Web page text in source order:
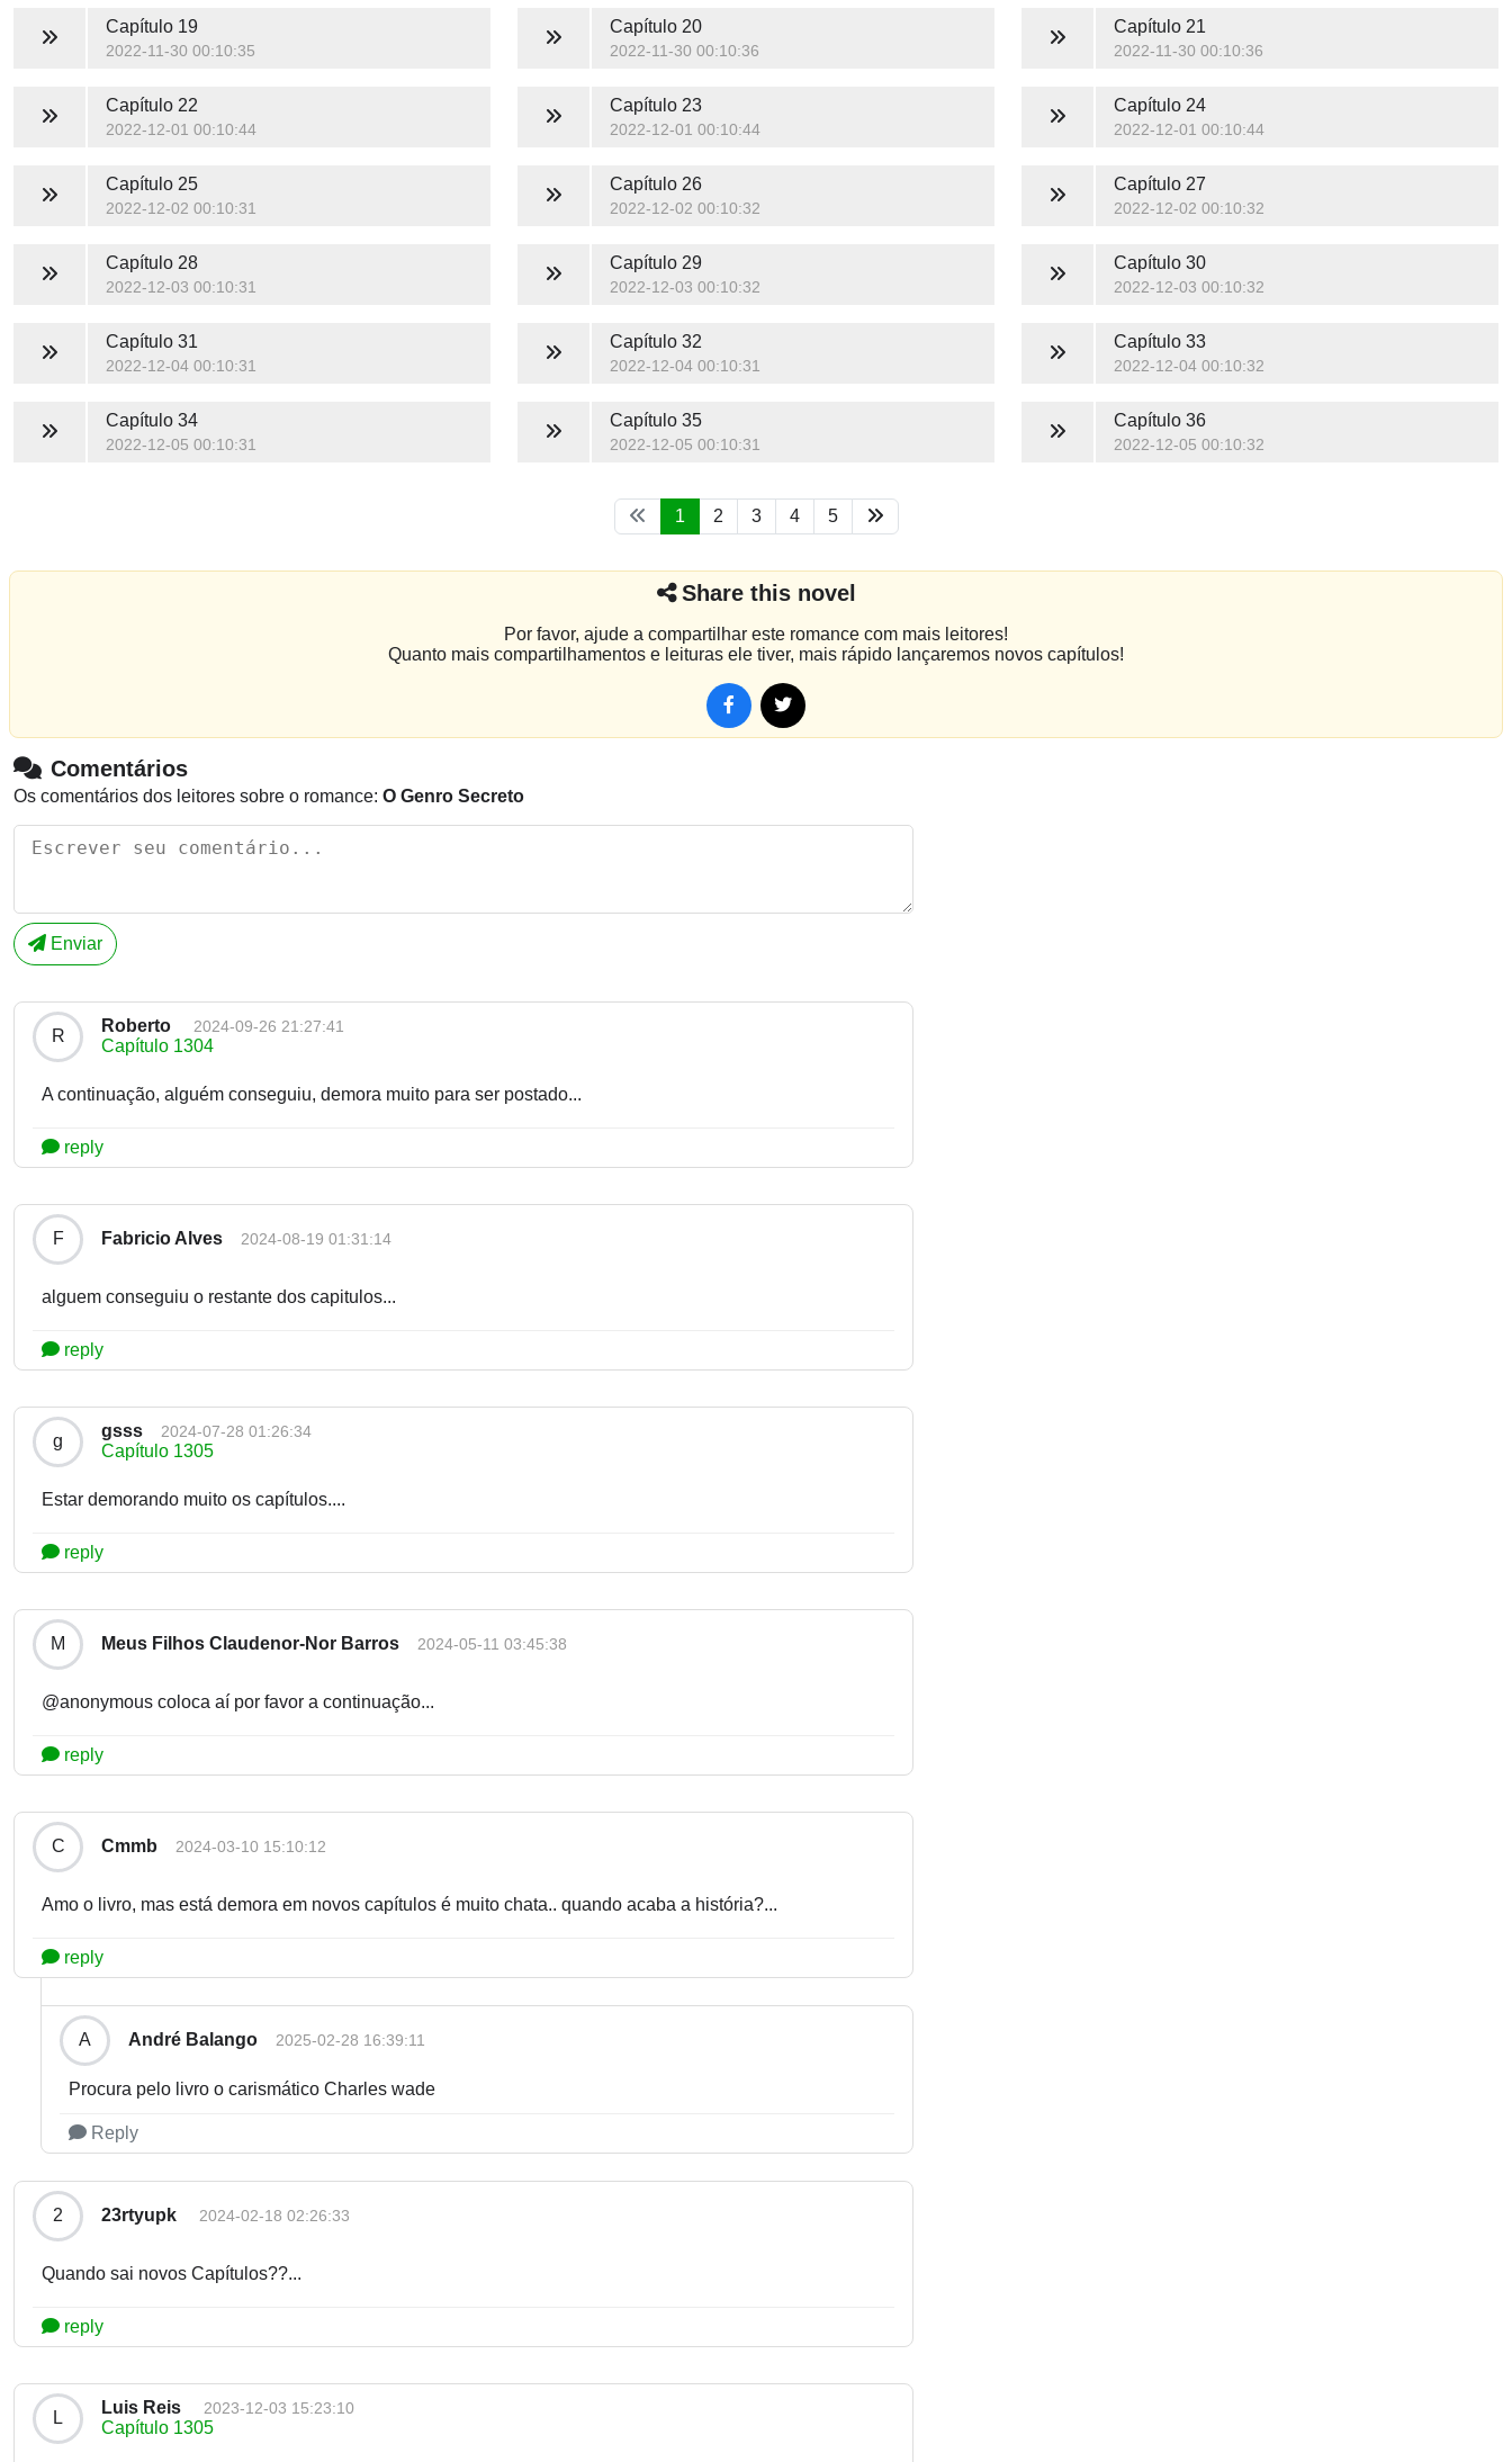
Capítulo 19
2022-11-30 00:10:35
Capítulo 20
2022-11-30 00:10:36
Capítulo 21
2022-11-30 00:10:36
Capítulo 22
2022-12-01 00:10:44
Capítulo 23
2022-12-01 00:10:44
Capítulo 24
2022-12-01 00:10:44
Capítulo 25
2022-12-02 00:10:31
Capítulo 26
2022-12-02 00:10:32
Capítulo 27
2022-12-02 00:10:32
Capítulo 28
2022-12-03 00:10:31
Capítulo 29
2022-12-03 00:10:32
Capítulo 30
2022-12-03 00:10:32
Capítulo 31
2022-12-04 00:10:31
Capítulo 32
2022-12-04 00:10:31
Capítulo 33
2022-12-04 00:10:32
Capítulo 34
2022-12-05 00:10:31
Capítulo 35
2022-12-05 00:10:31
Capítulo 36
2022-12-05 00:10:32
1 2 3 4 5
Share this novel
Por favor, ajude a compartilhar este romance com mais leitores!
Quanto mais compartilhamentos e leituras ele tiver, mais rápido lançaremos novos capítulos!
Comentários
Os comentários dos leitores sobre o romance: O Genro Secreto
Enviar
R
Roberto 2024-09-26 21:27:41
Capítulo 1304
A continuação, alguém conseguiu, demora muito para ser postado...
reply
F Fabricio Alves 2024-08-19 01:31:14
alguem conseguiu o restante dos capitulos...
reply
g
gsss 2024-07-28 01:26:34
Capítulo 1305
Estar demorando muito os capítulos....
reply
M Meus Filhos Claudenor-Nor Barros 2024-05-11 03:45:38
@anonymous coloca aí por favor a continuação...
reply
C Cmmb 2024-03-10 15:10:12
Amo o livro, mas está demora em novos capítulos é muito chata.. quando acaba a história?...
reply
A André Balango 2025-02-28 16:39:11
Procura pelo livro o carismático Charles wade
Reply
2 23rtyupk 2024-02-18 02:26:33
Quando sai novos Capítulos??...
reply
L
Luis Reis 2023-12-03 15:23:10
Capítulo 1305